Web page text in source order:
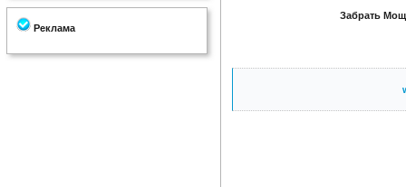
Реклама
Забрать